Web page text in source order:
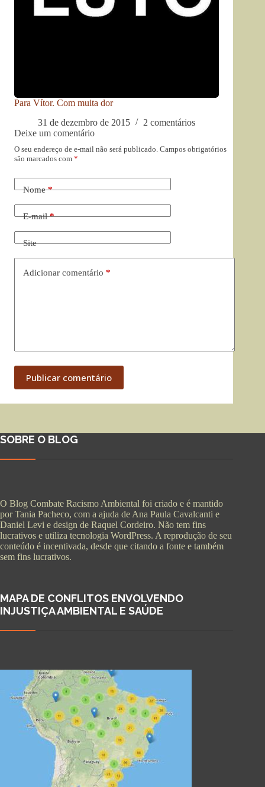
Para Vítor. Com muita dor
31 de dezembro de 2015
2 comentários
Deixe um comentário
O seu endereço de e-mail não será publicado. Campos obrigatórios
são marcados com *
Nome*
E-mail*
Site
Adicionar comentário *
Publicar comentário
SOBRE O BLOG
O Blog Combate Racismo Ambiental foi criado e é mantido
por Tania Pacheco, com a ajuda de Ana Paula Cavalcanti e
Daniel Levi e design de Raquel Cordeiro. Não tem fins
lucrativos e utiliza tecnologia WordPress. A reprodução de seu
conteúdo é incentivada, desde que citando a fonte e também
sem fins lucrativos.
MAPA DE CONFLITOS ENVOLVENDO
INJUSTIÇA AMBIENTAL E SAÚDE